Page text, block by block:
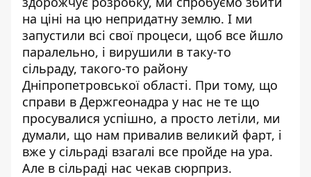
на ціні на цю непридатну землю. І ми
запустили всі свої процеси, щоб все йшло
паралельно, і вирушили в таку-то
сільраду, такого-то району
Дніпропетровської області. При тому, що
справи в Держгеонадра у нас не те що
просувалися успішно, а просто летіли, ми
думали, що нам привалив великий фарт, і
вже у сільраді взагалі все пройде на ура.
Але в сільраді нас чекав сюрприз.